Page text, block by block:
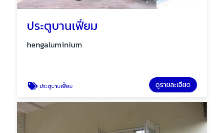
ประตูบานเฟี้ยม
hengaluminium
ประตูบานเฟี้ยม ดูรายละเอียด